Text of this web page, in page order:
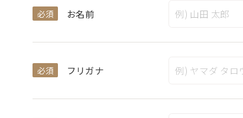
必須 お名前
必須 フリガナ